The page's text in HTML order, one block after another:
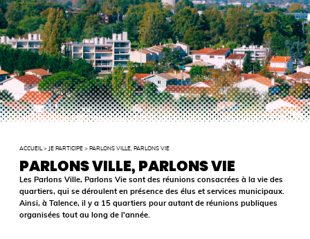
ACCUEIL > JE PARTICIPE > PARLONS VILLE, PARLONS VIE
PARLONS VILLE, PARLONS VIE
Les Parlons Ville, Parlons Vie sont des réunions consacrées à la vie des
quartiers, qui se déroulent en présence des élus et services municipaux.
Ainsi, à Talence, il y a 15 quartiers pour autant de réunions publiques
organisées tout au long de l'année.